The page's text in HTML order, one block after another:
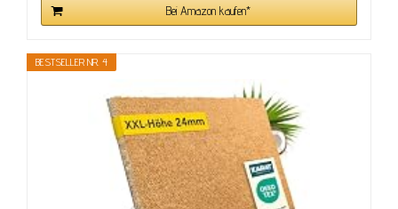
Bei Amazon kaufen*
BESTSELLER NR. 4